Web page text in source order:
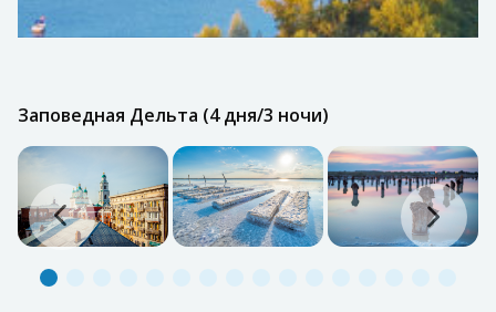
Заповедная Дельта (4 дня/3 ночи)